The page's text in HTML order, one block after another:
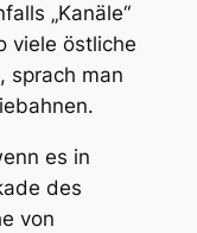
„Kanäle“
viele östliche
sprach man
es in
des
von